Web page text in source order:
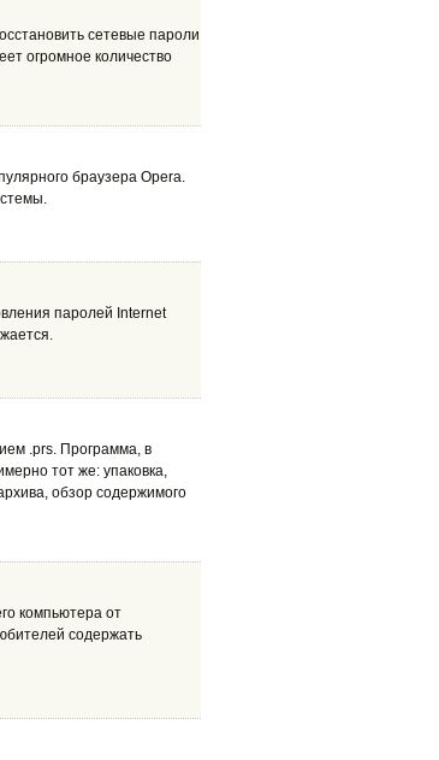
сетевые пароли
огромное количество
браузера Opera.
паролей Internet
.prs. Программа, в
тот же: упаковка,
обзор содержимого
компьютера от
содержать